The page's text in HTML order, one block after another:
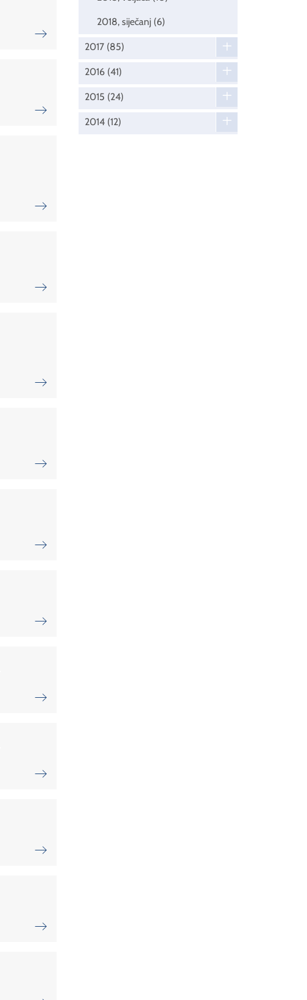
2018, siječanj (6)
2017 (85)
2016 (41)
2015 (24)
2014 (12)